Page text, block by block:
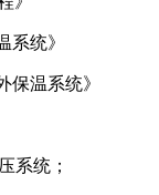
统》
温系统》
系统；